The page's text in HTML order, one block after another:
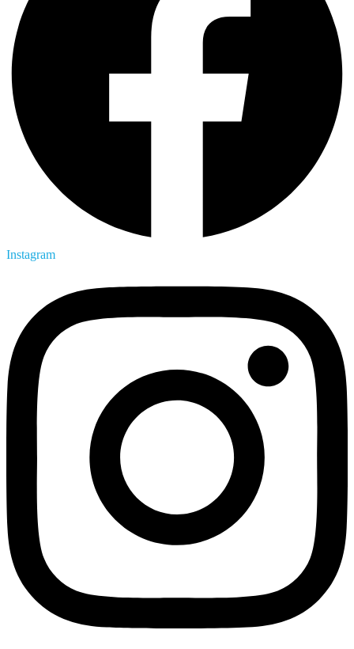
Instagram